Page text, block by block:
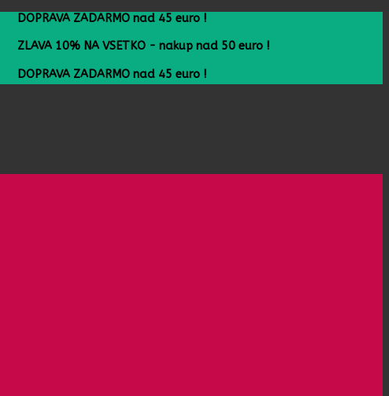
DOPRAVA ZADARMO nad 45 euro !
ZLAVA 10% NA VSETKO - nakup nad 50 euro !
DOPRAVA ZADARMO nad 45 euro !